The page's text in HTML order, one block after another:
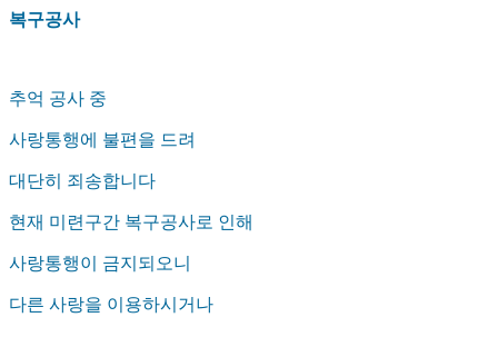
복구공사
추억 공사 중
사랑통행에 불편을 드려
대단히 죄송합니다
현재 미련구간 복구공사로 인해
사랑통행이 금지되오니
다른 사랑을 이용하시거나